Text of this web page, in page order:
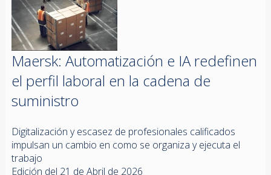
Maersk: Automatización e IA redefinen
el perfil laboral en la cadena de
suministro
Digitalización y escasez de profesionales calificados
impulsan un cambio en como se organiza y ejecuta el
trabajo
Edición del 21 de Abril de 2026